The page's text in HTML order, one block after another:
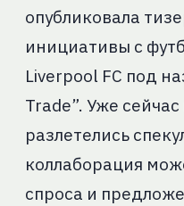
опубликовала
инициативы с
Liverpool FC под
Trade”. Уже сейчас
разлетелись
коллаборация
спроса и